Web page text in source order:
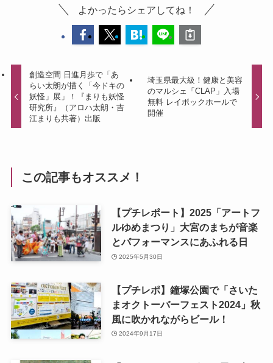
よかったらシェアしてね！
創造空間 日進月歩で「あ
らい太朗が描く「今ドキの
妖怪」展」！『まりも妖怪
研究所』（アロハ太朗・吉
江まりも共著）出版
埼玉県最大級！健康と美容
のマルシェ「CLAP」入場
無料 レイボックホールで
開催
この記事もオススメ！
【プチレポート】2025「アートフ
ルゆめまつり」大宮のまちが音楽
とパフォーマンスにあふれる日
2025年5月30日
【プチレポ】鐘塚公園で「さいた
まオクトーバーフェスト2024」秋
風に吹かれながらビール！
2024年9月17日